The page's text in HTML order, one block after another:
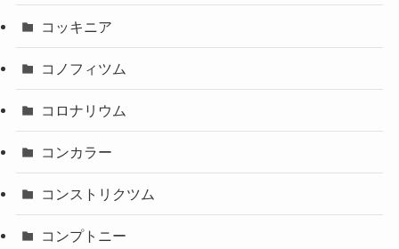
コッキニア
コノフィツム
コロナリウム
コンカラー
コンストリクツム
コンプトニー